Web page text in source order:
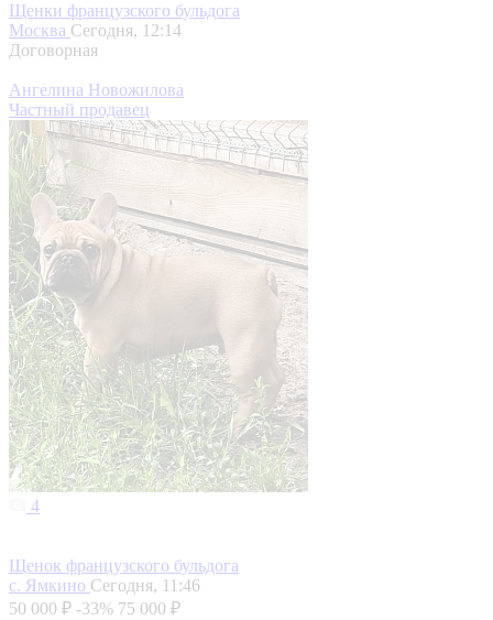
Щенки французского бульдога
Москва Сегодня, 12:14
Договорная
Ангелина Новожилова
Частный продавец
4
Щенок французского бульдога
с. Ямкино Сегодня, 11:46
50 000 ₽ -33% 75 000 ₽